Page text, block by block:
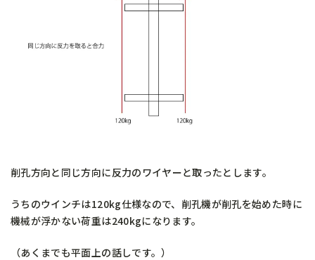
削孔方向と同じ方向に反力のワイヤーと取ったとします。
うちのウインチは120kg仕様なので、削孔機が削孔を始めた時に
機械が浮かない荷重は240kgになります。
（あくまでも平面上の話しです。）